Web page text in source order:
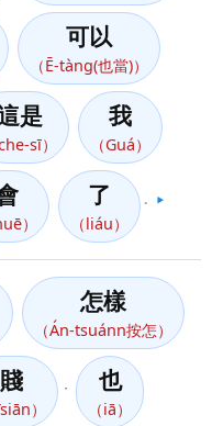
可以
（Ē-tàng(也當)）
是
che-sī）
我
（Guá）
）
了
（liáu）
▶️
怎樣
（Án-tsuánn按怎）
賤
）
也
（iā）